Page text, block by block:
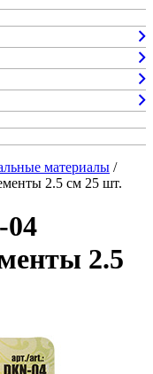
материалы /
2.5 см 25 шт.
2.5